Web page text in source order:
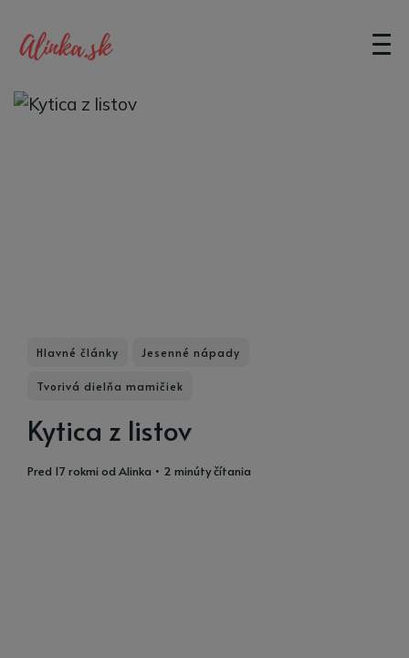
Hlavné články Jesenné nápady
Tvorivá dielňa mamičiek
Kytica z listov
pred 17 rokmi od Alinka • 2 minúty čítania